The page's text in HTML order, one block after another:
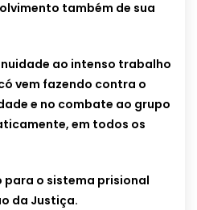
também de sua
ao intenso trabalho
vem fazendo contra o
e no combate ao grupo
em todos os
para o sistema prisional
da Justiça.